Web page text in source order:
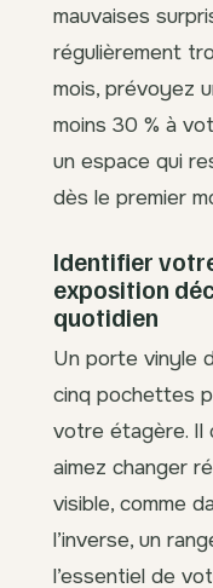
mauvaises
régulièrement
mois, prévoyez
moins 30 % à
un espace qui
dès le premier
Identifier
exposition
quotidien
Un porte vinyle
cinq pochettes
votre étagère. Il
aimez changer
visible, comme
l’inverse, un
l’essentiel de